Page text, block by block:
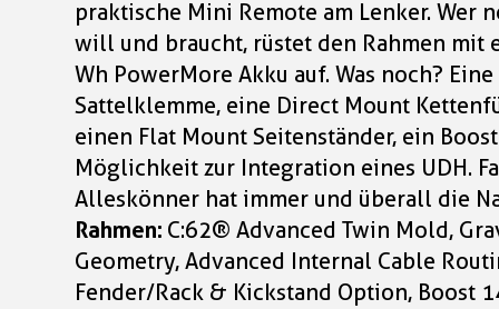
praktische Mini Remote am Lenker. Wer
will und braucht, rüstet den Rahmen mit
Wh PowerMore Akku auf. Was noch?
Sattelklemme, eine Direct Mount
einen Flat Mount Seitenständer, ein
Möglichkeit zur Integration eines UDH.
Alleskönner hat immer und überall die
Rahmen: C:62® Advanced Twin Mold,
Geometry, Advanced Internal Cable
Fender/Rack & Kickstand Option, Boost